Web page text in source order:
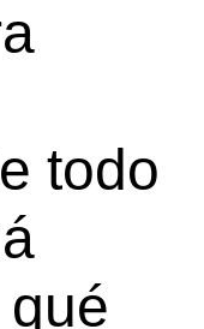
todo